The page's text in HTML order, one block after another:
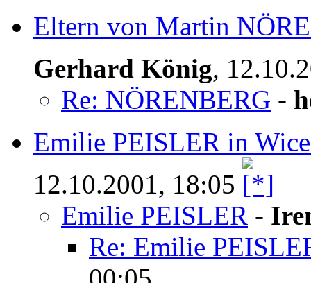
Eltern von Martin
Gerhard König,
Re: NÖRENBERG -
Emilie PEISLER in
12.10.2001, 18:05
Emilie PEISLER -
Re: Emilie